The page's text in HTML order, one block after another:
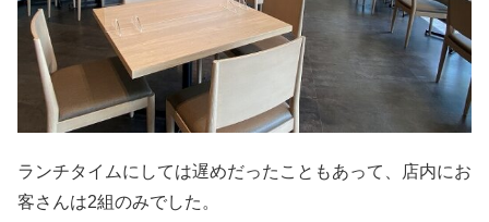
ランチタイムにしては遅めだったこともあって、店内にお
客さんは2組のみでした。